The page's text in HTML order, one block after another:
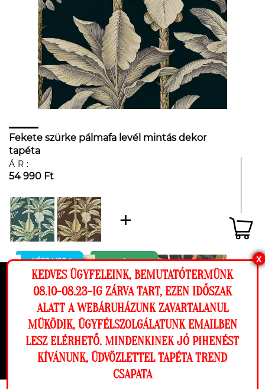
Ez a weboldal cookie-kat használ, hogy a
lehető legjobb élményt nyújtsa honlapunkon.
Beállítások
Elutasítom Engedélyezem
Fekete szürke pálmafa levél mintás dekor
tapéta
ÁR:
54 990 Ft
NÉZD MEG A X
KEDVES ÜGYFELEINK, BEMUTATÓTERMÜNK
08.10-08.23-IG ZÁRVA TART, EZEN IDŐSZAK
ALATT A WEBÁRUHÁZUNK ZAVARTALANUL
MÜKÖDIK, ÜGYFÉLSZOLGÁLATUNK EMAILBEN
LESZ ELÉRHETŐ. MINDENKINEK JÓ PIHENÉST
KÍVÁNUNK, ÜDVÖZLETTEL TAPÉTA TREND
CSAPATAMegnézem a falamon